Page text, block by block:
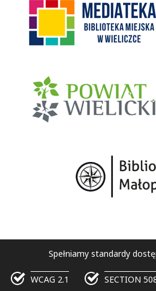
Spełniamy standardy
WCAG 2.1 SECTION